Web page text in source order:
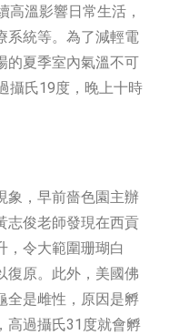
高溫影響日常生活，
系統等。為了減輕電
的夏季室內氣溫不可
攝氏19度，晚上十時
象，早前嗇色園主辦
志俊老師發現在西貢
，令大範圍珊瑚白
復原。此外，美國佛
全是雌性，原因是孵
高過攝氏31度就會孵